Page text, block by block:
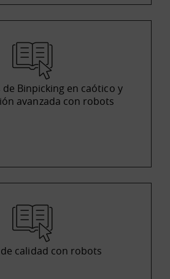
Binpicking en caótico y
avanzada con robots
calidad con robots